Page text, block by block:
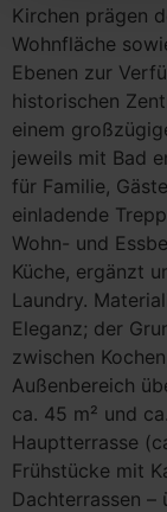
Kirchen prägen
Wohnfläche
Ebenen zur
historischen
einem
jeweils mit Bad
für Familie,
einladende
Wohn- und
Küche, ergänzt
Laundry.
Eleganz; der
zwischen
Außenbereich
ca. 45 m² und
Hauptterrasse
Frühstücke mit
Dachterrassen